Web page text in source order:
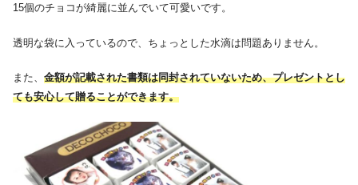
15個のチョコが綺麗に並んでいて可愛いです。
透明な袋に入っているので、ちょっとした水滴は問題ありません。
また、 金額が記載された書類は同封されていないため、プレゼントとし
ても安心して贈ることができます。